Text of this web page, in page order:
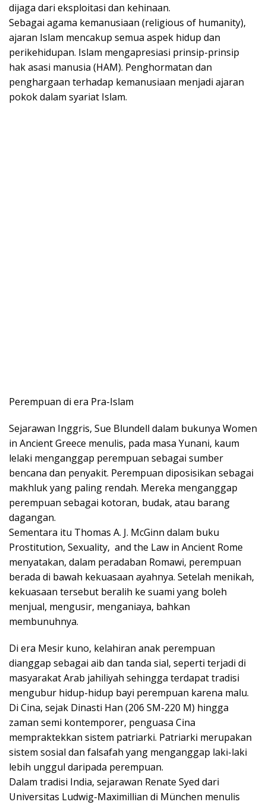
dijaga dari eksploitasi dan kehinaan.
Sebagai agama kemanusiaan (religious of humanity),
ajaran Islam mencakup semua aspek hidup dan
perikehidupan. Islam mengapresiasi prinsip-prinsip
hak asasi manusia (HAM). Penghormatan dan
penghargaan terhadap kemanusiaan menjadi ajaran
pokok dalam syariat Islam.
Perempuan di era Pra-Islam
Sejarawan Inggris, Sue Blundell dalam bukunya Women
in Ancient Greece menulis, pada masa Yunani, kaum
lelaki menganggap perempuan sebagai sumber
bencana dan penyakit. Perempuan diposisikan sebagai
makhluk yang paling rendah. Mereka menganggap
perempuan sebagai kotoran, budak, atau barang
dagangan.
Sementara itu Thomas A. J. McGinn dalam buku
Prostitution, Sexuality, and the Law in Ancient Rome
menyatakan, dalam peradaban Romawi, perempuan
berada di bawah kekuasaan ayahnya. Setelah menikah,
kekuasaan tersebut beralih ke suami yang boleh
menjual, mengusir, menganiaya, bahkan
membunuhnya.
Di era Mesir kuno, kelahiran anak perempuan
dianggap sebagai aib dan tanda sial, seperti terjadi di
masyarakat Arab jahiliyah sehingga terdapat tradisi
mengubur hidup-hidup bayi perempuan karena malu.
Di Cina, sejak Dinasti Han (206 SM-220 M) hingga
zaman semi kontemporer, penguasa Cina
mempraktekkan sistem patriarki. Patriarki merupakan
sistem sosial dan falsafah yang menganggap laki-laki
lebih unggul daripada perempuan.
Dalam tradisi India, sejarawan Renate Syed dari
Universitas Ludwig-Maximillian di München menulis